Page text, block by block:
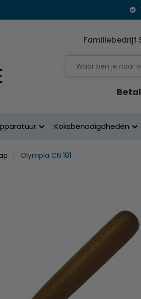
Familiebedrijf
Koksbenodigdheden
Olympia CN 181